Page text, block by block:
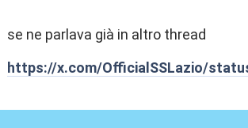
se ne parlava già in altro thread
https://x.com/OfficialSSLazio/